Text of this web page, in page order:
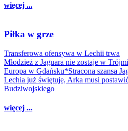
więcej ...
Piłka w grze
Transferowa ofensywa w Lechii trwa
Młodzież z Jaguara nie zostaje w
Europa w Gdańsku*Stracona szansa
Lechia już świętuje, Arka musi
Budziwojskiego
więcej ...